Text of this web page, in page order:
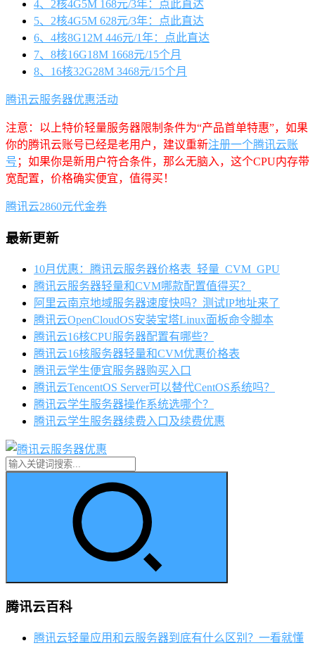
4、2核4G5M 168元/3年：点此直达
5、2核4G5M 628元/3年：点此直达
6、4核8G12M 446元/1年：点此直达
7、8核16G18M 1668元/15个月
8、16核32G28M 3468元/15个月
腾讯云服务器优惠活动
注意：以上特价轻量服务器限制条件为“产品首单特惠”，如果
你的腾讯云账号已经是老用户，建议重新注册一个腾讯云账
号 ；如果你是新用户符合条件，那么无脑入，这个CPU内存带
宽配置，价格确实便宜，值得买！
腾讯云2860元代金券
最新更新
10月优惠：腾讯云服务器价格表_轻量_CVM_GPU
腾讯云服务器轻量和CVM哪款配置值得买？
阿里云南京地域服务器速度快吗？测试IP地址来了
腾讯云OpenCloudOS安装宝塔Linux面板命令脚本
腾讯云16核CPU服务器配置有哪些？
腾讯云16核服务器轻量和CVM优惠价格表
腾讯云学生便宜服务器购买入口
腾讯云TencentOS Server可以替代CentOS系统吗？
腾讯云学生服务器操作系统选哪个？
腾讯云学生服务器续费入口及续费优惠
腾讯云百科
腾讯云轻量应用和云服务器到底有什么区别？一看就懂